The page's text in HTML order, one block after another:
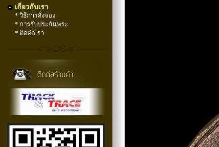
เกี่ยวกับเรา
* วิธีการสั่งจอง
* การรับประกันพระ
* ติดต่อเรา